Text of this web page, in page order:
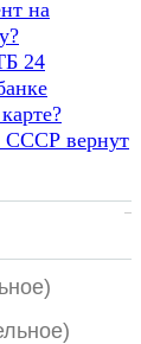
на
24
СССР вернут